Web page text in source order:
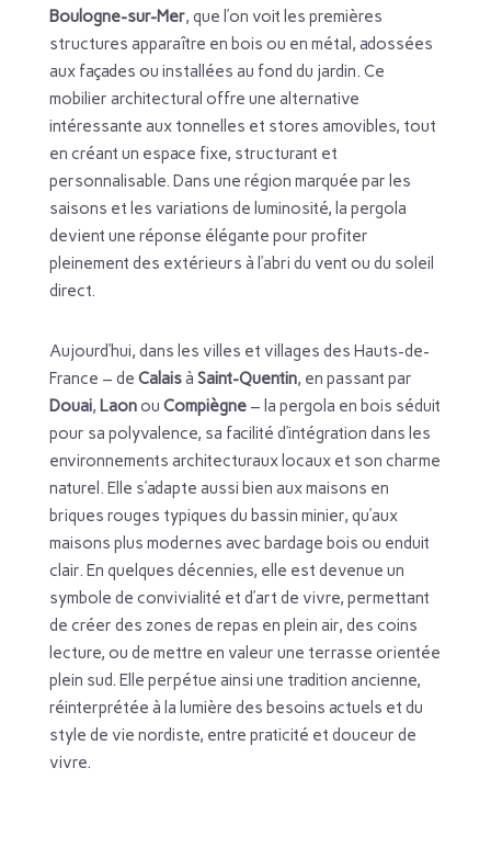
Boulogne-sur-Mer, que l’on voit les premières
structures apparaître en bois ou en métal, adossées
aux façades ou installées au fond du jardin. Ce
mobilier architectural offre une alternative
intéressante aux tonnelles et stores amovibles, tout
en créant un espace fixe, structurant et
personnalisable. Dans une région marquée par les
saisons et les variations de luminosité, la pergola
devient une réponse élégante pour profiter
pleinement des extérieurs à l’abri du vent ou du soleil
direct.
Aujourd’hui, dans les villes et villages des Hauts-de-
France – de Calaisà Saint-Quentin, en passant par
Douai, Laonou Compiègne– la pergola en bois séduit
pour sa polyvalence, sa facilité d’intégration dans les
environnements architecturaux locaux et son charme
naturel. Elle s’adapte aussi bien aux maisons en
briques rouges typiques du bassin minier, qu’aux
maisons plus modernes avec bardage bois ou enduit
clair. En quelques décennies, elle est devenue un
symbole de convivialité et d’art de vivre, permettant
de créer des zones de repas en plein air, des coins
lecture, ou de mettre en valeur une terrasse orientée
plein sud. Elle perpétue ainsi une tradition ancienne,
réinterprétée à la lumière des besoins actuels et du
style de vie nordiste, entre praticité et douceur de
vivre.